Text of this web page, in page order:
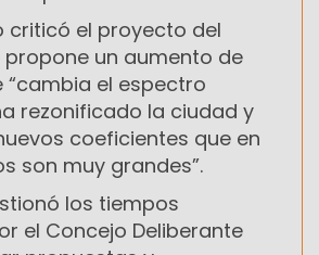
criticó el proyecto del
propone un aumento de
el espectro
rezonificado la ciudad y
coeficientes que en
son muy grandes”.
los tiempos
el Concejo Deliberante